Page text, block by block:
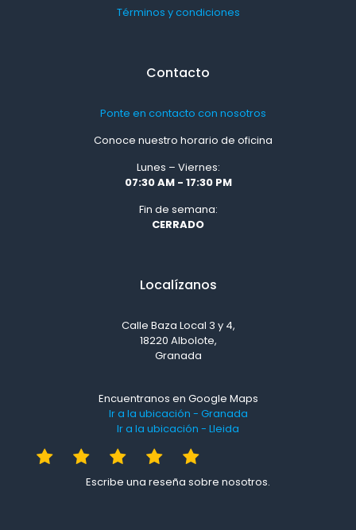
Términos y condiciones
Contacto
Ponte en contacto con nosotros
Conoce nuestro horario de oficina
Lunes – Viernes:
07:30 AM - 17:30 PM
Fin de semana:
CERRADO
Localízanos
Calle Baza Local 3 y 4,
18220 Albolote,
Granada
Encuentranos en Google Maps
Ir a la ubicación - Granada
Ir a la ubicación - Lleida
Escribe una reseña sobre nosotros.